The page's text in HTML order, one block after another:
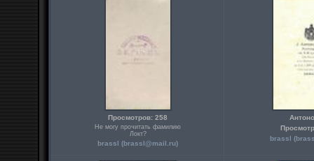
Просмотров: 258
Не могу прочитать фамилию
Локт?
brassl (brassl@mail.ru)
brassl (